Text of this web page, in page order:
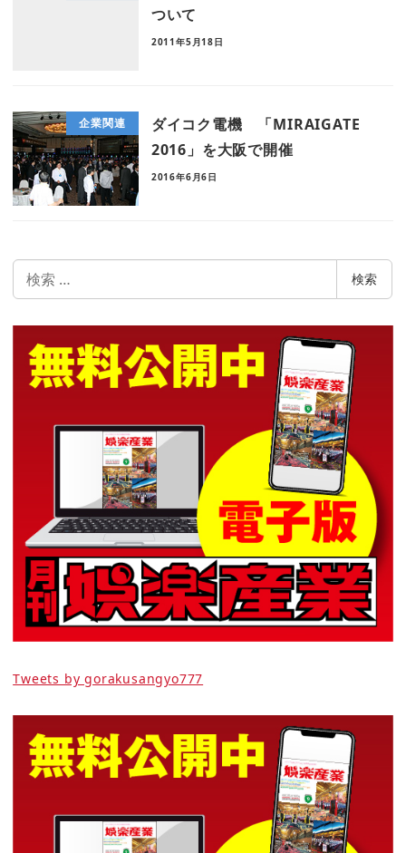
ついて
2011年5月18日
企業関連
ダイコク電機 「MIRAIGATE
2016」を大阪で開催
2016年6月6日
索
検索
Tweets by gorakusangyo777